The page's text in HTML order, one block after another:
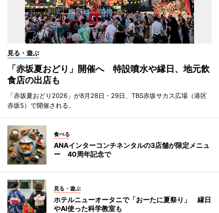
見る・遊ぶ
「赤坂夏おどり」開催へ 特設噴水や縁日、地元飲
食店の出店も
「赤坂夏おどり2026」が8月28日・29日、TBS赤坂サカス広場（港区
赤坂5）で開催される。
食べる
ANAインターコンチネンタルの3店舗が限定メニュ
ー 40周年記念で
見る・遊ぶ
ホテルニューオータニで「おーたに夏祭り」 縁日
やAI使った科学教室も